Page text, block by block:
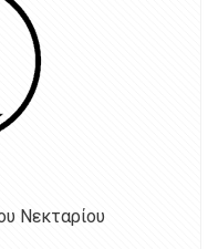
Νεκταρίου